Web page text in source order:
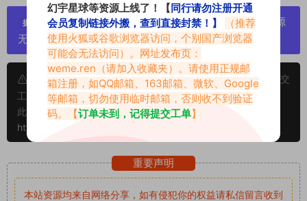
提示：
严禁搬运资源链接，一经发现封号处理，素材资源
无露点、需求请绕道，关闭本站网页！
申明：本文资源均来源网友分享，若侵犯了您的权限可以提交
工单处理。
此外本文章皆属于原创文章，转载请注明出处！原文链接：
https://vmiba.top/7739.html
重要声明
本站资源均来自网络分享，如有侵犯你的权益请私信留言收到
幻宇星球等资源上线了！【同行请勿注册开通
会员复制链接外搬，查到直接封禁！】
（推荐
使用火狐或谷歌浏览器访问，个别国产浏览器
可能会无法访问）。网址发布页：
weme.ren （请加入收藏夹）。请使用正规邮
箱注册，如QQ邮箱、163邮箱、微软、Google
等邮箱，切勿使用临时邮箱，否则收不到验证
码。【订单未到，记得提交工单】